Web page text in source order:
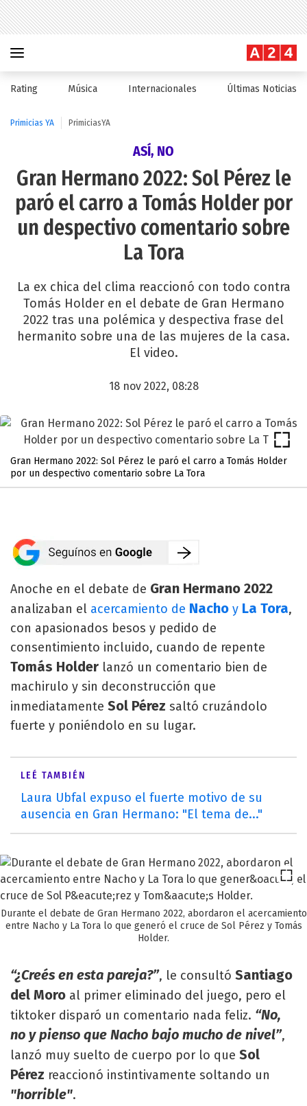
Rating Música Internacionales Últimas Noticias
Primicias YA PrimiciasYA
ASÍ, NO
Gran Hermano 2022: Sol Pérez le
paró el carro a Tomás Holder por
un despectivo comentario sobre
La Tora
La ex chica del clima reaccionó con todo contra
Tomás Holder en el debate de Gran Hermano
2022 tras una polémica y despectiva frase del
hermanito sobre una de las mujeres de la casa.
El video.
18 nov 2022, 08:28
Gran Hermano 2022: Sol Pérez le paró el carro a Tomás Holder
por un despectivo comentario sobre La Tora
Anoche en el debate de Gran Hermano 2022
analizaban el acercamiento de Nacho y La Tora,
con apasionados besos y pedido de
consentimiento incluido, cuando de repente
Tomás Holder lanzó un comentario bien de
machirulo y sin deconstrucción que
inmediatamente Sol Pérez saltó cruzándolo
fuerte y poniéndolo en su lugar.
LEÉ TAMBIÉN
Laura Ubfal expuso el fuerte motivo de su
ausencia en Gran Hermano: "El tema de..."
Durante el debate de Gran Hermano 2022, abordaron el acercamiento
entre Nacho y La Tora lo que generó el cruce de Sol Pérez y Tomás
Holder.
“¿Creés en esta pareja?”, le consultó Santiago
del Moro al primer eliminado del juego, pero el
tiktoker disparó un comentario nada feliz. “No,
no y pienso que Nacho bajo mucho de nivel”,
lanzó muy suelto de cuerpo por lo que Sol
Pérez reaccionó instintivamente soltando un
"horrible".